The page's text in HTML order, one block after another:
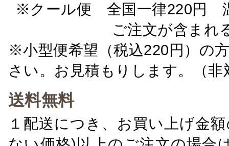
※クール便 全国一律220円
ご注文が含ま
※小型便希望（税込220円）の
さい。お見積もりします。（非
送料無料
１配送につき、お買い上げ金